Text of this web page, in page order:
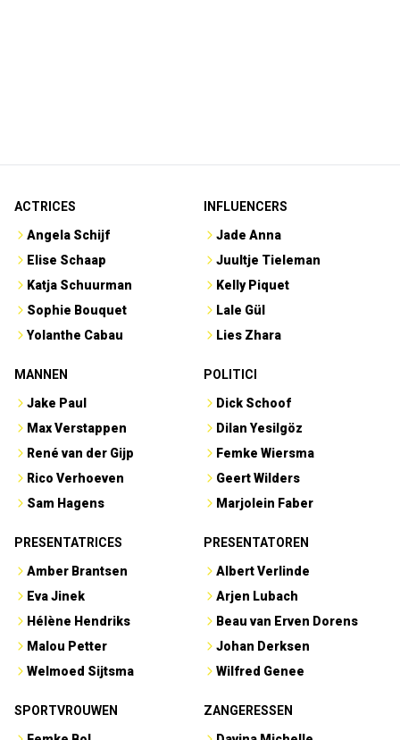
ACTRICES
Angela Schijf
Elise Schaap
Katja Schuurman
Sophie Bouquet
Yolanthe Cabau
INFLUENCERS
Jade Anna
Juultje Tieleman
Kelly Piquet
Lale Gül
Lies Zhara
MANNEN
Jake Paul
Max Verstappen
René van der Gijp
Rico Verhoeven
Sam Hagens
POLITICI
Dick Schoof
Dilan Yesilgöz
Femke Wiersma
Geert Wilders
Marjolein Faber
PRESENTATRICES
Amber Brantsen
Eva Jinek
Hélène Hendriks
Malou Petter
Welmoed Sijtsma
PRESENTATOREN
Albert Verlinde
Arjen Lubach
Beau van Erven Dorens
Johan Derksen
Wilfred Genee
SPORTVROUWEN
ZANGERESSEN